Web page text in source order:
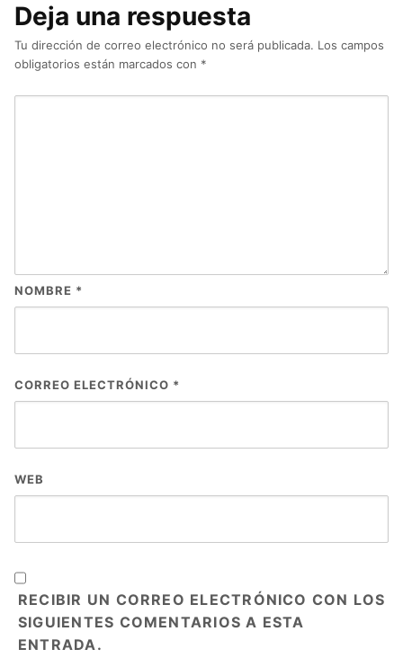
Deja una respuesta
Tu dirección de correo electrónico no será publicada. Los campos
obligatorios están marcados con *
NOMBRE *
CORREO ELECTRÓNICO *
WEB
RECIBIR UN CORREO ELECTRÓNICO CON LOS
SIGUIENTES COMENTARIOS A ESTA
ENTRADA.